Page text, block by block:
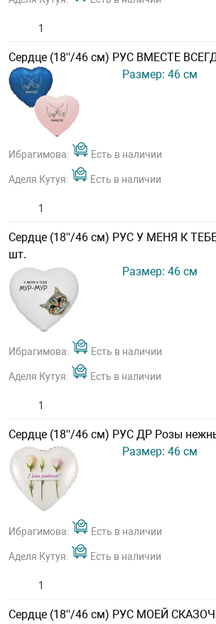
Сердце (18''/46 см) РУС ВМЕСТЕ
Размер: 46 см
Ибрагимова: Есть в наличии
Аделя Кутуя: Есть в наличии
Сердце (18''/46 см) РУС У МЕНЯ К
шт.
Размер: 46 см
Ибрагимова: Есть в наличии
Аделя Кутуя: Есть в наличии
Сердце (18''/46 см) РУС ДР Розы
Размер: 46 см
Ибрагимова: Есть в наличии
Аделя Кутуя: Есть в наличии
Сердце (18''/46 см) РУС МОЕЙ